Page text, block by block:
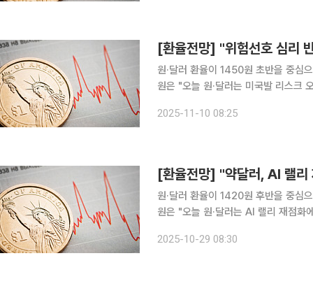
[환율전망] "위험선호 심리
원·달러 환율이 1450원 초반을 중심으로 등락할
원은 "오늘 원·달러는 미국발 리스크
매로 일관하던 성장주 투심이 개선됐
2025-11-10 08:25
[환율전망] "약달러, AI 랠
원·달러 환율이 1420원 후반을 중심으로 등락할
원은 "오늘 원·달러는 AI 랠리 재점화
로 상승하면서 어제 대규모 순매도를
2025-10-29 08:30